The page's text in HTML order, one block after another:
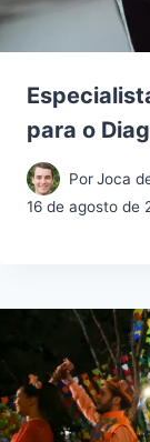
para o
PorJoca
16 de agosto de